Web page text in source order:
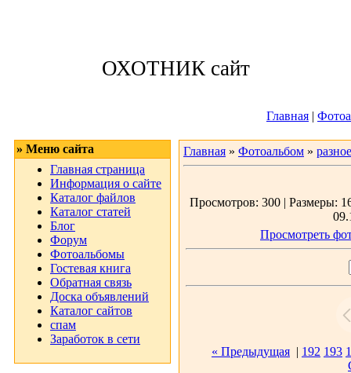
ОХОТНИК сайт
Главная |
» Меню сайта
Главная страница
Информация о сайте
Каталог файлов
Каталог статей
Блог
Форум
Фотоальбомы
Гостевая книга
Обратная связь
Доска объявлений
Каталог сайтов
спам
Заработок в сети
Главная » Фотоальбом » разное
Просмотров: 300 | Размеры:
Просмотреть
« Предыдущая | 192 193